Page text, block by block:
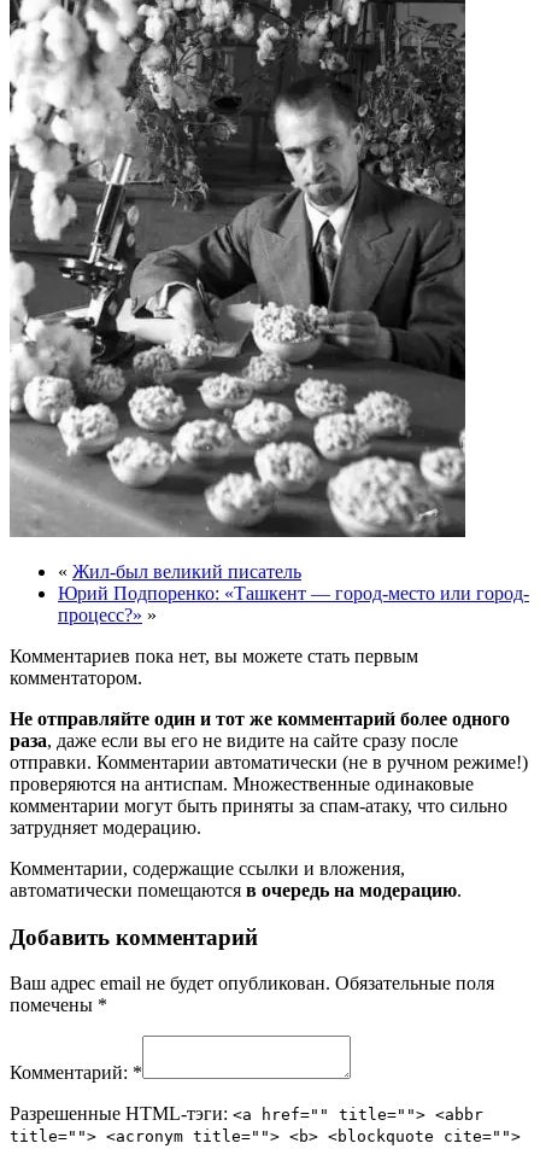
« Жил-был великий писатель
Юрий Подпоренко: «Ташкент — город-место или город-
процесс?» »
Комментариев пока нет, вы можете стать первым
комментатором.
Не отправляйте один и тот же комментарий более одного
раза, даже если вы его не видите на сайте сразу после
отправки. Комментарии автоматически (не в ручном режиме!)
проверяются на антиспам. Множественные одинаковые
комментарии могут быть приняты за спам-атаку, что сильно
затрудняет модерацию.
Комментарии, содержащие ссылки и вложения,
автоматически помещаются в очередь на модерацию.
Добавить комментарий
Ваш адрес email не будет опубликован. Обязательные поля
помечены *
Комментарий: *
Разрешенные HTML-тэги: <a href="" title=""> <abbr
title=""> <acronym title=""> <b> <blockquote cite="">